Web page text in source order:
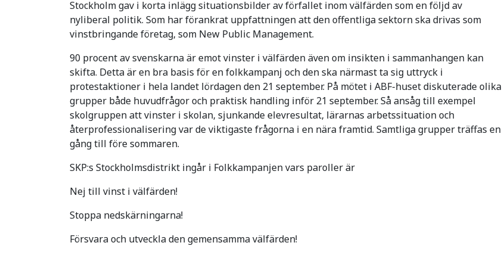
Stockholm gav i korta inlägg situationsbilder av förfallet inom välfärden som en följd av
nyliberal politik. Som har förankrat uppfattningen att den offentliga sektorn ska drivas som
vinstbringande företag, som New Public Management.
90 procent av svenskarna är emot vinster i välfärden även om insikten i sammanhangen kan
skifta. Detta är en bra basis för en folkkampanj och den ska närmast ta sig uttryck i
protestaktioner i hela landet lördagen den 21 september. På mötet i ABF-huset diskuterade olika
grupper både huvudfrågor och praktisk handling inför 21 september. Så ansåg till exempel
skolgruppen att vinster i skolan, sjunkande elevresultat, lärarnas arbetssituation och
återprofessionalisering var de viktigaste frågorna i en nära framtid. Samtliga grupper träffas en
gång till före sommaren.
SKP:s Stockholmsdistrikt ingår i Folkkampanjen vars paroller är
Nej till vinst i välfärden!
Stoppa nedskärningarna!
Försvara och utveckla den gemensamma välfärden!